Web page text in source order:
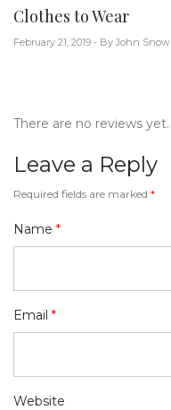
Clothes to Wear
February 21, 2019 - By John Snow
There are no reviews yet.
Leave a Reply
Required fields are marked *
Name *
Email *
Website